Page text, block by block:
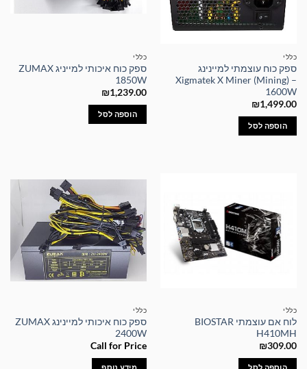
כללי
ספק כוח עוצמתי למיינינג
Xigmatek X Miner (Mining) –
1600W
₪1,499.00
הוספה לסל
כללי
ספק כוח איכותי למייניג ZUMAX
1850W
₪1,239.00
הוספה לסל
כללי
לוח אם עוצמתי BIOSTAR
H410MH
₪309.00
הוספה לסל
כללי
ספק כוח איכותי למיינינג ZUMAX
2400W
Call for Price
מידע נוסף